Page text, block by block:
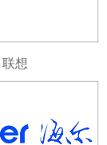
联想